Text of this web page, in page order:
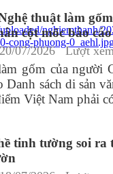
thuật làm
cột mốc báo
07/2026 Lượt
gốm của người
Danh sách di sản
Việt Nam phải
tinh tường soi